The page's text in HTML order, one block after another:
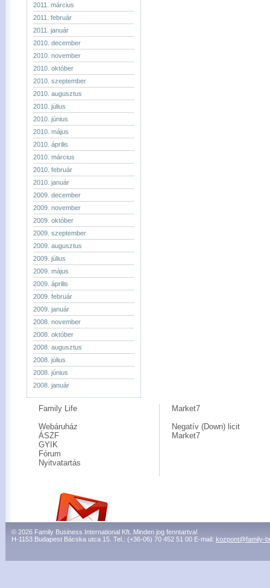
2011. március
2011. február
2011. január
2010. december
2010. november
2010. október
2010. szeptember
2010. augusztus
2010. július
2010. június
2010. május
2010. április
2010. március
2010. február
2010. január
2009. december
2009. november
2009. október
2009. szeptember
2009. augusztus
2009. július
2009. május
2009. április
2009. február
2009. január
2008. november
2008. október
2008. augusztus
2008. július
2008. június
2008. január
Family Life
Webáruház
ÁSZF
GYIK
Fórum
Nyitvatartás
Market7
Negatív (Down) licit
Market7
© 2026 Family Business International Kft. Minden jog fenntartva!
H-1153 Budapest Bácska utca 15. Tel.: (+36-06) 70 452 51 00 E-mail: kozpont@family-